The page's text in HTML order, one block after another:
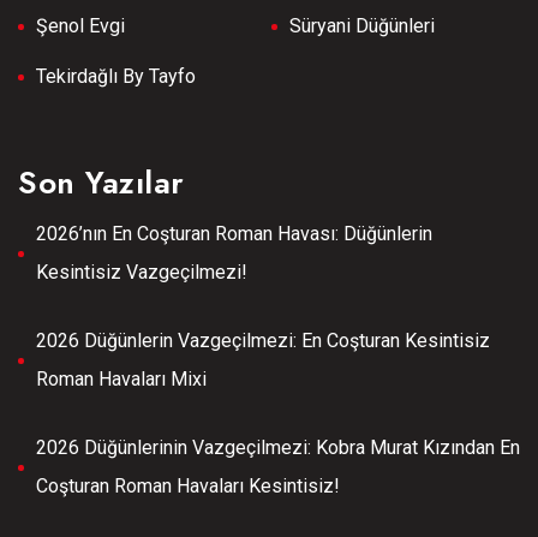
Şenol Evgi Süryani Düğünleri
Tekirdağlı By Tayfo
Son Yazılar
2026’nın En Coşturan Roman Havası: Düğünlerin
Kesintisiz Vazgeçilmezi!
2026 Düğünlerin Vazgeçilmezi: En Coşturan Kesintisiz
Roman Havaları Mixi
2026 Düğünlerinin Vazgeçilmezi: Kobra Murat Kızından En
Coşturan Roman Havaları Kesintisiz!